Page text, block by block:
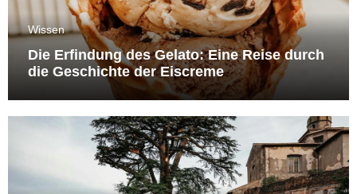
Wissen
Die Erfindung des Gelato: Eine Reise durch
die Geschichte der Eiscreme